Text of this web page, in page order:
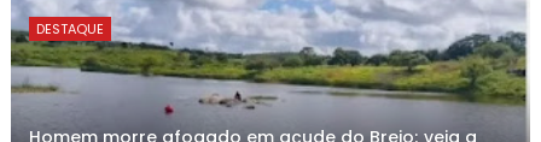
DESTAQUE
Homem morre afogado em açude do Brejo; veja a